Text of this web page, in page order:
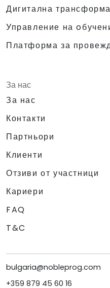
Дигитална
Управление на
Платформа за
За нас
За нас
Контакти
Партньори
Клиенти
Отзиви от участници
Кариери
FAQ
T&C
bulgaria@nobleprog.com
+359 879 45 60 16